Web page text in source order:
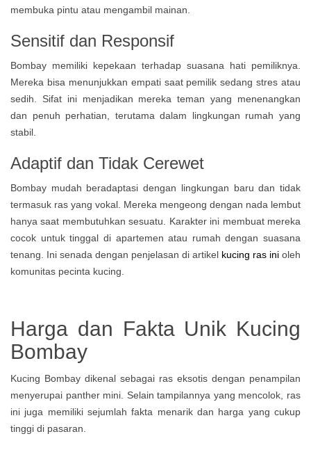
membuka pintu atau mengambil mainan.
Sensitif dan Responsif
Bombay memiliki kepekaan terhadap suasana hati pemiliknya.
Mereka bisa menunjukkan empati saat pemilik sedang stres atau
sedih. Sifat ini menjadikan mereka teman yang menenangkan
dan penuh perhatian, terutama dalam lingkungan rumah yang
stabil.
Adaptif dan Tidak Cerewet
Bombay mudah beradaptasi dengan lingkungan baru dan tidak
termasuk ras yang vokal. Mereka mengeong dengan nada lembut
hanya saat membutuhkan sesuatu. Karakter ini membuat mereka
cocok untuk tinggal di apartemen atau rumah dengan suasana
tenang. Ini senada dengan penjelasan di artikel kucing ras ini oleh
komunitas pecinta kucing.
Harga dan Fakta Unik Kucing
Bombay
Kucing Bombay dikenal sebagai ras eksotis dengan penampilan
menyerupai panther mini. Selain tampilannya yang mencolok, ras
ini juga memiliki sejumlah fakta menarik dan harga yang cukup
tinggi di pasaran.